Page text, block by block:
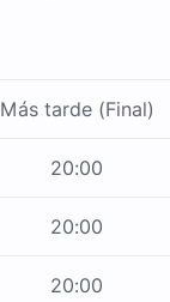
Más tarde (Final)
20:00
20:00
20:00